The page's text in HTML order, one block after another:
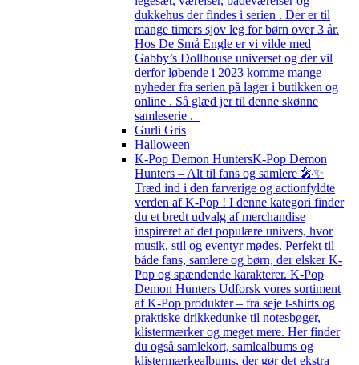
dukkehus der findes i serien . Der er til
mange timers sjov leg for børn over 3 år.
Hos De Små Engle er vi vilde med
Gabby’s Dollhouse universet og der vil
derfor løbende i 2023 komme mange
nyheder fra serien på lager i butikken og
online . Så glæd jer til denne skønne
samleserie .
Gurli Gris
Halloween
K-Pop Demon HuntersK-Pop Demon
Hunters – Alt til fans og samlere 🎤✨
Træd ind i den farverige og actionfyldte
verden af K-Pop ! I denne kategori finder
du et bredt udvalg af merchandise
inspireret af det populære univers, hvor
musik, stil og eventyr mødes. Perfekt til
både fans, samlere og børn, der elsker K-
Pop og spændende karakterer. K-Pop
Demon Hunters Udforsk vores sortiment
af K-Pop produkter – fra seje t-shirts og
praktiske drikkedunke til notesbøger,
klistermærker og meget mere. Her finder
du også samlekort, samlealbums og
klistermærkealbums, der gør det ekstra